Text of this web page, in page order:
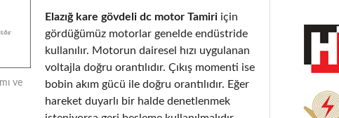
ve
Elazığ kare gövdeli dc motor Tamiri için
gördüğümüz motorlar genelde endüstride
kullanılır. Motorun dairesel hızı uygulanan
voltajla doğru orantılıdır. Çıkış momenti ise
bobin akım gücü ile doğru orantılıdır. Eğer
hareket duyarlı bir halde denetlenmek